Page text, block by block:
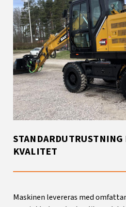
STANDARDUTRUSTNING
KVALITET
Maskinen levereras med